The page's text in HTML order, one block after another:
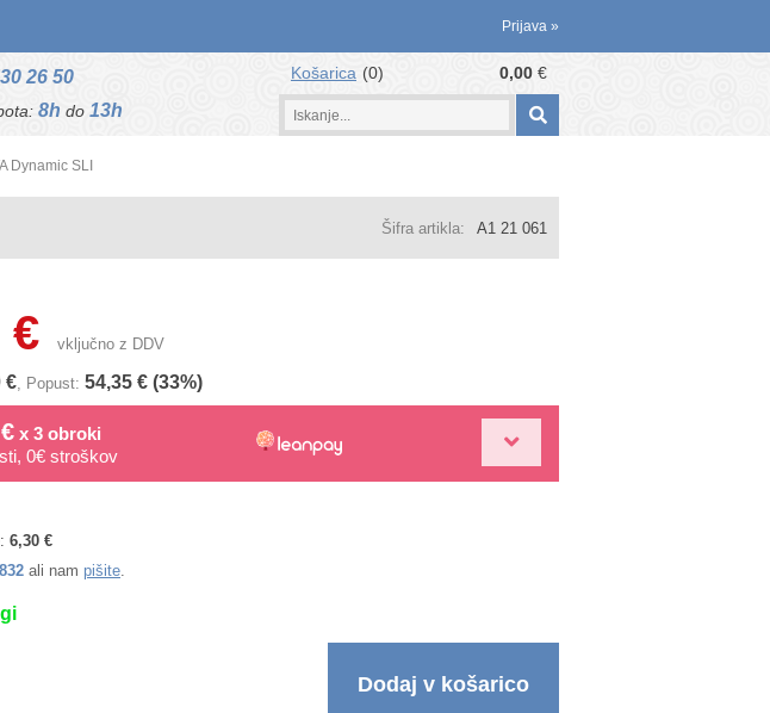
Prijava »
Košarica 0 0,00 €
26 50
8h do 13h
Dynamic SLI
€ vključno z DDV
€, Popust: 54,35 € (33%)
x 3 obroki
0€ stroškov
Šifra artikla: A1 21 061
6,30 €
ali nam pišite.
Dodaj v košarico